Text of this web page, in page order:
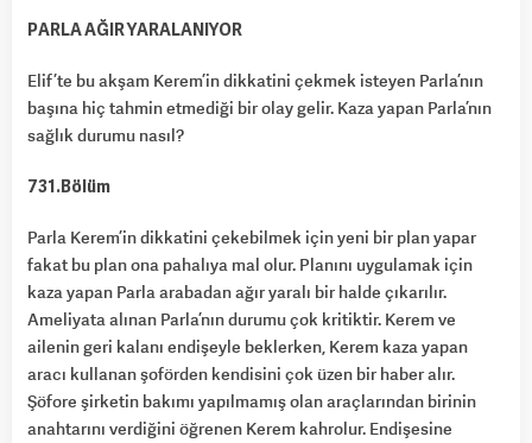
PARLA AĞIR YARALANIYOR
Elif’te bu akşam Kerem’in dikkatini çekmek isteyen Parla’nın
başına hiç tahmin etmediği bir olay gelir. Kaza yapan Parla’nın
sağlık durumu nasıl?
731.Bölüm
Parla Kerem’in dikkatini çekebilmek için yeni bir plan yapar
fakat bu plan ona pahalıya mal olur. Planını uygulamak için
kaza yapan Parla arabadan ağır yaralı bir halde çıkarılır.
Ameliyata alınan Parla’nın durumu çok kritiktir. Kerem ve
ailenin geri kalanı endişeyle beklerken, Kerem kaza yapan
aracı kullanan şoförden kendisini çok üzen bir haber alır.
Şöfore şirketin bakımı yapılmamış olan araçlarından birinin
anahtarını verdiğini öğrenen Kerem kahrolur. Endişesine